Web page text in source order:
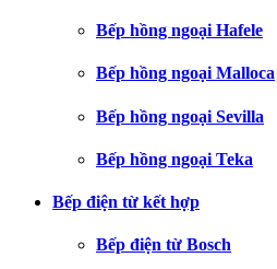
Bếp hồng ngoại Hafele
Bếp hồng ngoại Malloca
Bếp hồng ngoại Sevilla
Bếp hồng ngoại Teka
Bếp điện từ kết hợp
Bếp điện từ Bosch